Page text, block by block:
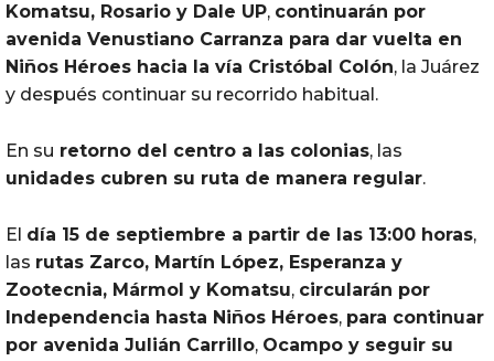
Komatsu, Rosario y Dale UP, continuarán por
avenida Venustiano Carranza para dar vuelta en
Niños Héroes hacia la vía Cristóbal Colón, la Juárez
y después continuar su recorrido habitual.
En su retorno del centro a las colonias, las
unidades cubren su ruta de manera regular.
El día 15 de septiembre a partir de las 13:00 horas,
las rutas Zarco, Martín López, Esperanza y
Zootecnia, Mármol y Komatsu, circularán por
Independencia hasta Niños Héroes, para continuar
por avenida Julián Carrillo, Ocampo y seguir su